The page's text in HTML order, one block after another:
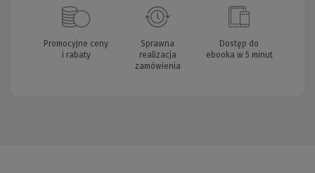
Promocyjne ceny
i rabaty
Sprawna
realizacja
zamówienia
Dostęp do
ebooka w 5 minut